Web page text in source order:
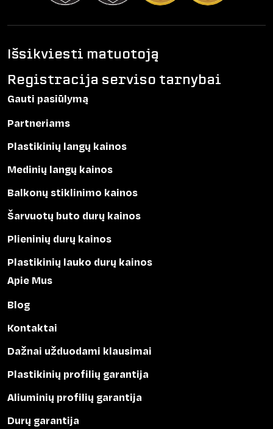
Išsikviesti matuotoją
Registracija serviso tarnybai
Gauti pasiūlymą
Partneriams
Plastikinių langų kainos
Medinių langų kainos
Balkonų stiklinimo kainos
Šarvuotų buto durų kainos
Plieninių durų kainos
Plastikinių lauko durų kainos
Apie Mus
Blog
Kontaktai
Dažnai užduodami klausimai
Plastikinių profilių garantija
Aliuminių profilių garantija
Durų garantija